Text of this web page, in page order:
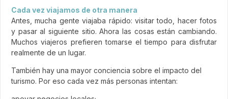
Cada vez viajamos de otra manera
Antes, mucha gente viajaba rápido: visitar todo, hacer fotos
y pasar al siguiente sitio. Ahora las cosas están cambiando.
Muchos viajeros prefieren tomarse el tiempo para disfrutar
realmente de un lugar.
También hay una mayor conciencia sobre el impacto del
turismo. Por eso cada vez más personas intentan: